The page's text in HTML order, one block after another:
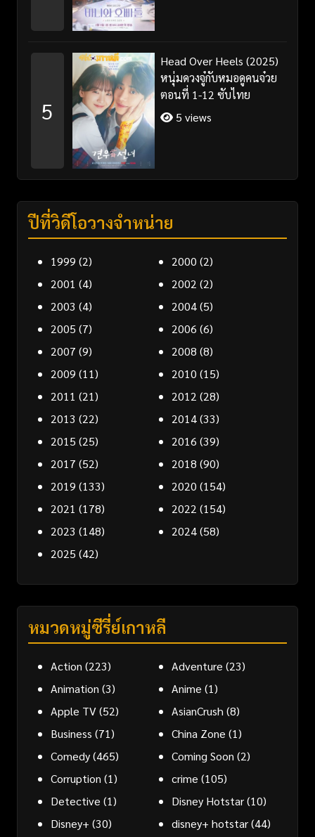
5
Head Over Heels (2025)
หนุ่มดวงจู๋กับหมอดูคนจ๋วย
ตอนที่ 1-12 ซับไทย
5 views
ปีที่วิดีโอวางจำหน่าย
1999 (2) 2000 (2)
2001 (4) 2002 (2)
2003 (4) 2004(5)
2005 (7) 2006 (6)
2007 (9) 2008 (8)
2009 (11) 2010 (15)
2011 (21) 2012 (28)
2013 (22) 2014(33)
2015 (25) 2016 (39)
2017 (52) 2018 (90)
2019 (133) 2020 (154)
2021 (178) 2022 (154)
2023 (148) 2024(58)
2025 (42)
หมวดหมู่ซีรี่ย์เกาหลี
Action (223) Adventure (23)
Animation (3) Anime (1)
Apple TV(52) AsianCrush (8)
Business (71) China Zone (1)
Comedy(465) Coming Soon (2)
Corruption (1) crime (105)
Detective (1) Disney Hotstar(10)
Disney+ (30) disney+ hotstar(44)